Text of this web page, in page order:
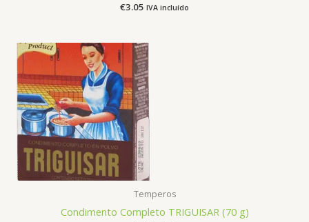
Avaliação
€3.05 IVA incluído
Temperos
Condimento Completo TRIGUISAR (70 g)